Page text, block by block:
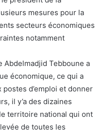
mesures pour la
secteurs économiques
notamment
Abdelmadjid Tebboune a
économique, ce qui a
d’emploi et donner
il y’a des dizaines
territoire national qui ont
de toutes les